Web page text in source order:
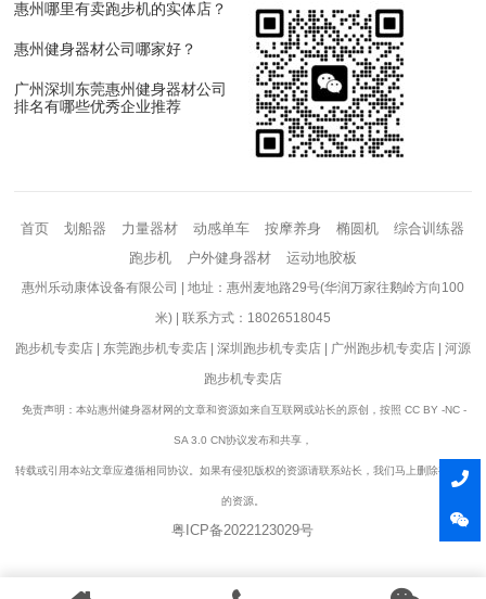
惠州哪里有卖跑步机的实体店？
惠州健身器材公司哪家好？
广州深圳东莞惠州健身器材公司
排名有哪些优秀企业推荐
首页 划船器 力量器材 动感单车 按摩养身 椭圆机
综合训练器
跑步机
户外健身器材 运动地胶板
惠州乐动康体设备有限公司 | 地址：惠州麦地路29号(华润万家往鹅岭方向100
米) | 联系方式：18026518045
跑步机专卖店| 东莞跑步机专卖店| 深圳跑步机专卖店| 广州跑步机专卖店| 河源
跑步机专卖店
免责声明：本站惠州健身器材网的文章和资源如来自互联网或站长的原创，按照 CC BY -NC -
SA 3.0 CN协议发布和共享，
转载或引用本站文章应遵循相同协议。如果有侵犯版权的资源请联系站长，我们马上删除有争议
的资源。
粤ICP备2022123029号